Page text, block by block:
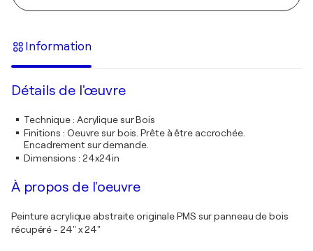
Information
Détails de l'œuvre
Technique: Acrylique sur Bois
Finitions : Oeuvre sur bois. Prête à être accrochée.
Encadrement sur demande.
Dimensions : 24x24in
À propos de l'oeuvre
Peinture acrylique abstraite originale PMS sur panneau de bois
récupéré - 24" x 24"